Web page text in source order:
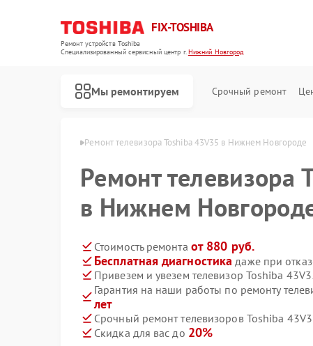
FIX-TOSHIBA
Ремонт устройств Toshiba
Специализированный cервисный центр г.Нижний Новгород
Мы ремонтируем Срочный ремонт
Нижнем Новгороде Ремонт телевизора Toshiba 43V35 в Нижнем Новгороде
Ремонт телевизора
в Нижнем
Стоимость ремонта от 880 руб.
Бесплатная диагностика даже при
Привезем и увезем телевизор Toshiba
Гарантия на наши работы по ремонту
лет
Срочный ремонт телевизоров Toshiba
Скидка для вас до 20%